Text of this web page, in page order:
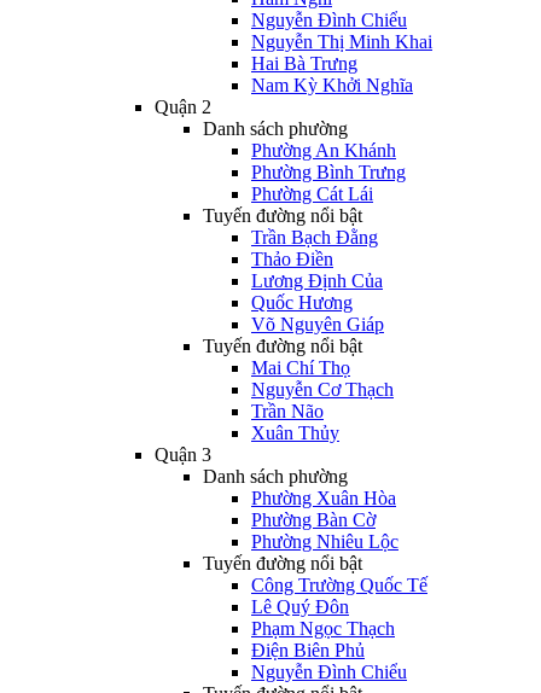
Nguyễn Đình Chiểu
Nguyễn Thị Minh Khai
Hai Bà Trưng
Nam Kỳ Khởi Nghĩa
Quận 2
Danh sách phường
Phường An Khánh
Phường Bình Trưng
Phường Cát Lái
Tuyến đường nổi bật
Trần Bạch Đằng
Thảo Điền
Lương Định Của
Quốc Hương
Võ Nguyên Giáp
Tuyến đường nổi bật
Mai Chí Thọ
Nguyễn Cơ Thạch
Trần Não
Xuân Thủy
Quận 3
Danh sách phường
Phường Xuân Hòa
Phường Bàn Cờ
Phường Nhiêu Lộc
Tuyến đường nổi bật
Công Trường Quốc Tế
Lê Quý Đôn
Phạm Ngọc Thạch
Điện Biên Phủ
Nguyễn Đình Chiểu